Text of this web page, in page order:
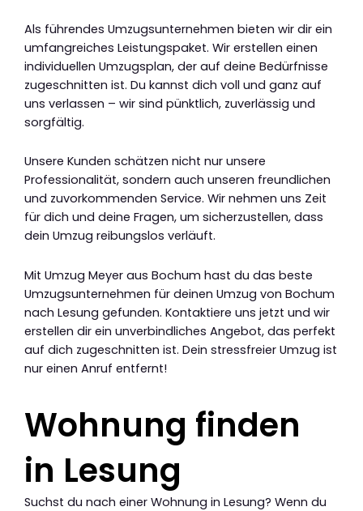
Als führendes Umzugsunternehmen bieten wir dir ein
umfangreiches Leistungspaket. Wir erstellen einen
individuellen Umzugsplan, der auf deine Bedürfnisse
zugeschnitten ist. Du kannst dich voll und ganz auf
uns verlassen – wir sind pünktlich, zuverlässig und
sorgfältig.
Unsere Kunden schätzen nicht nur unsere
Professionalität, sondern auch unseren freundlichen
und zuvorkommenden Service. Wir nehmen uns Zeit
für dich und deine Fragen, um sicherzustellen, dass
dein Umzug reibungslos verläuft.
Mit Umzug Meyer aus Bochum hast du das beste
Umzugsunternehmen für deinen Umzug von Bochum
nach Lesung gefunden. Kontaktiere uns jetzt und wir
erstellen dir ein unverbindliches Angebot, das perfekt
auf dich zugeschnitten ist. Dein stressfreier Umzug ist
nur einen Anruf entfernt!
Wohnung finden
in Lesung
Suchst du nach einer Wohnung in Lesung? Wenn du